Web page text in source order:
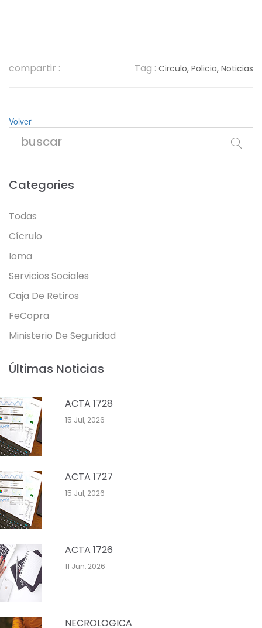
compartir : Tag : Circulo, Policia, Noticias
Volver
Categories
Todas
Cícrulo
Ioma
Servicios Sociales
Caja De Retiros
FeCopra
Ministerio De Seguridad
Últimas Noticias
ACTA 1728
15 Jul, 2026
ACTA 1727
15 Jul, 2026
ACTA 1726
11 Jun, 2026
NECROLOGICA